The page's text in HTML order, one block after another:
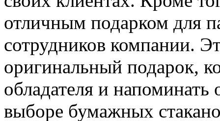
отличным подарком для
сотрудников компании.
оригинальный подарок,
обладателя и
выборе бумажных